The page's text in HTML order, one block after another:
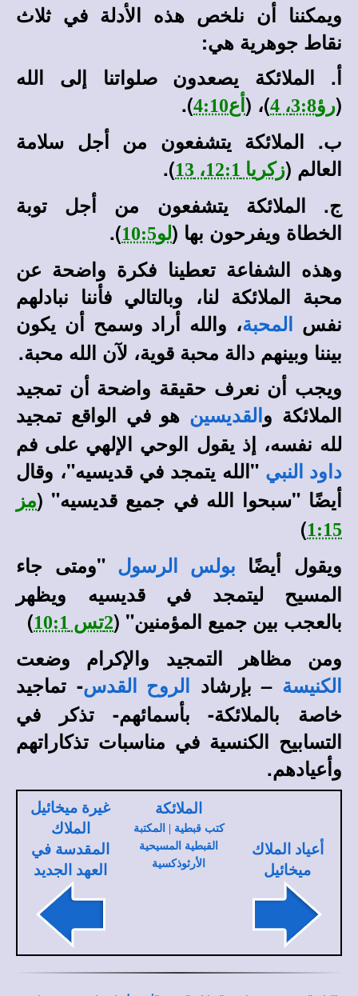
ويمكننا أن نلخص هذه الأدلة في ثلاث
نقاط جوهرية هي:
‌أ.
الملائكة يصعدون صلواتنا إلى الله
(رؤ3:8، 4 )، ( أع4:10
).
‌ب. الملائكة يتشفعون من أجل سلامة
العالم (زكريا 12:1، 13
).
‌ج.
الملائكة يتشفعون من أجل توبة
الخطاة ويفرحون بها (لو10:5
).
وهذه الشفاعة تعطينا فكرة واضحة عن
محبة الملائكة لنا، وبالتالي فأننا نبادلهم
نفس
المحبة، والله أراد وسمح أن يكون
بيننا وبينهم دالة محبة قوية، لآن الله محبة.
ويجب أن نعرف حقيقة واضحة أن تمجيد
الملائكة و القديسين هو في الواقع تمجيد
لله نفسه، إذ يقول الوحي الإلهي على فم
داود النبي "الله يتمجد في قديسيه"، وقال
أيضًا "سبحوا الله في جميع قديسيه" (مز
1:15
)
ويقول أيضًا
بولس الرسول
"ومتى جاء
المسيح ليتمجد في قديسيه ويظهر
بالعجب بين جميع المؤمنين" (2تس 10:1
)
ومن مظاهر التمجيد والإكرام وضعت
الكنيسة – بإرشاد الروح القدس- تماجيد
خاصة بالملائكة- بأسمائهم- تذكر في
التسابيح الكنسية في مناسبات تذكاراتهم
وأعيادهم.
أعياد الملاك
ميخائيل
الملائكة
كتب قبطية | المكتبة
القبطية المسيحية
الأرثوذكسية
غيرة ميخائيل
الملاك
المقدسة في
العهد الجديد